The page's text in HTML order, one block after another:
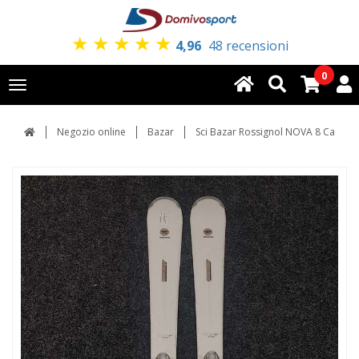
★ ★ ★ ★ ★ 4,96 48 recensioni
Toggle
navigation
0
Negozio online Bazar Sci Bazar Rossignol NOVA 8 Ca